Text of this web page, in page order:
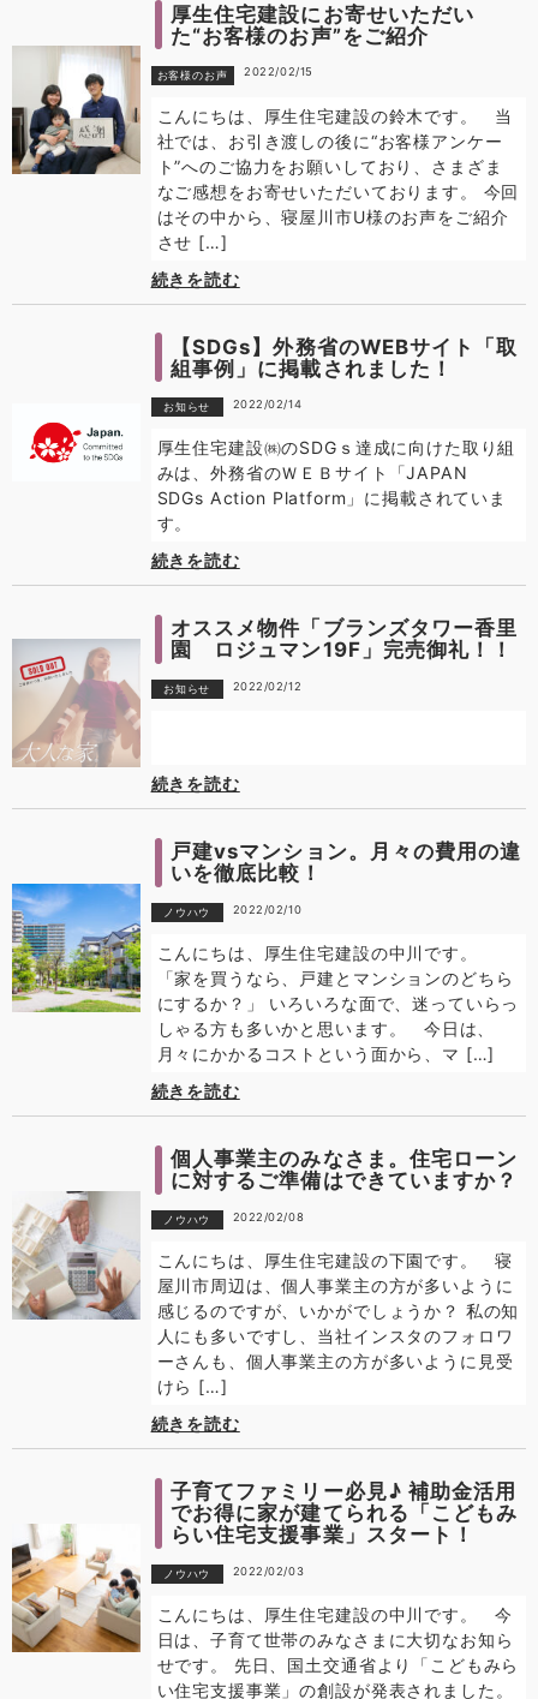
厚生住宅建設にお寄せいただい
た“お客様のお声”をご紹介
お客様のお声 2022/02/15
こんにちは、厚生住宅建設の鈴木です。 当
社では、お引き渡しの後に“お客様アンケー
ト”へのご協力をお願いしており、さまざま
なご感想をお寄せいただいております。 今回
はその中から、寝屋川市U様のお声をご紹介
させ […]
続きを読む
【SDGs】外務省のWEBサイト「取
組事例」に掲載されました！
お知らせ 2022/02/14
厚生住宅建設㈱のSDGｓ達成に向けた取り組
みは、外務省のＷＥＢサイト「JAPAN
SDGs Action Platform」に掲載されていま
す。
続きを読む
オススメ物件「ブランズタワー香里
園 ロジュマン19F」完売御礼！！
お知らせ 2022/02/12
続きを読む
戸建vsマンション。月々の費用の違
いを徹底比較！
ノウハウ 2022/02/10
こんにちは、厚生住宅建設の中川です。
「家を買うなら、戸建とマンションのどちら
にするか？」 いろいろな面で、迷っていらっ
しゃる方も多いかと思います。 今日は、
月々にかかるコストという面から、マ […]
続きを読む
個人事業主のみなさま。住宅ローン
に対するご準備はできていますか？
ノウハウ 2022/02/08
こんにちは、厚生住宅建設の下園です。 寝
屋川市周辺は、個人事業主の方が多いように
感じるのですが、いかがでしょうか？ 私の知
人にも多いですし、当社インスタのフォロワ
ーさんも、個人事業主の方が多いように見受
けら […]
続きを読む
子育てファミリー必見♪ 補助金活用
でお得に家が建てられる「こどもみ
らい住宅支援事業」スタート！
ノウハウ 2022/02/03
こんにちは、厚生住宅建設の中川です。 今
日は、子育て世帯のみなさまに大切なお知ら
せです。 先日、国土交通省より「こどもみら
い住宅支援事業」の創設が発表されました。